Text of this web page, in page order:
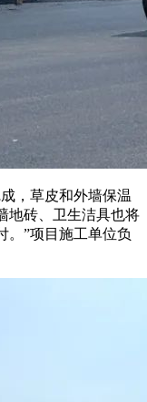
，草皮和外墙保温
地砖、卫生洁具也将
。”项目施工单位负